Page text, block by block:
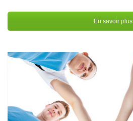
En savoir plus